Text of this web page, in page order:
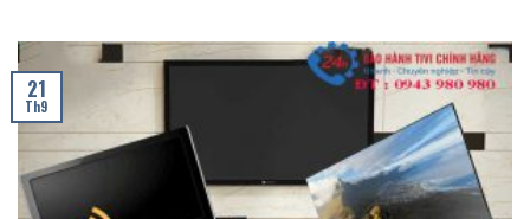
21
Th9